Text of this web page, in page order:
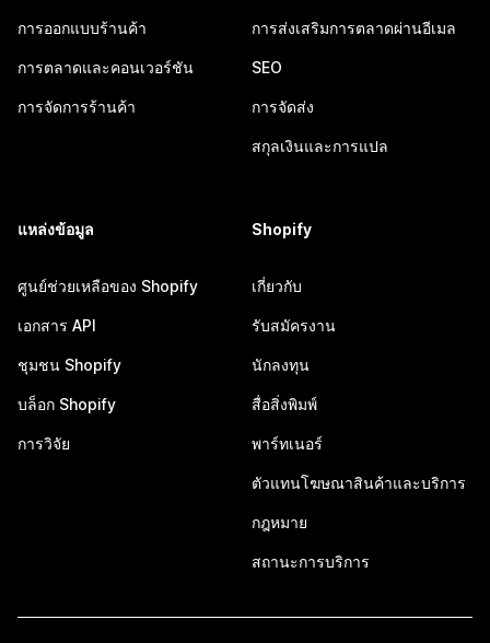
การออกแบบร้านค้า
การตลาดและคอนเวอร์ชัน
การจัดการร้านค้า
การส่งเสริมการตลาดผ่านอีเมล
SEO
การจัดส่ง
สกุลเงินและการแปล
แหล่งข้อมูล
ศูนย์ช่วยเหลือของ Shopify
เอกสาร API
ชุมชน Shopify
บล็อก Shopify
การวิจัย
Shopify
เกี่ยวกับ
รับสมัครงาน
นักลงทุน
สื่อสิ่งพิมพ์
พาร์ทเนอร์
ตัวแทนโฆษณาสินค้าและบริการ
กฎหมาย
สถานะการบริการ